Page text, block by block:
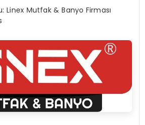
Linex Mutfak & Banyo Firması